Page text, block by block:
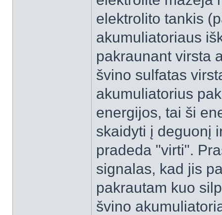
elektrolito tankis
akumuliatoriaus
pakraunant virsta
švino sulfatas
akumuliatorius
energijos, tai ši
skaidyti į deguonį
pradeda "virti".
signalas, kad jis
pakrautam kuo
švino